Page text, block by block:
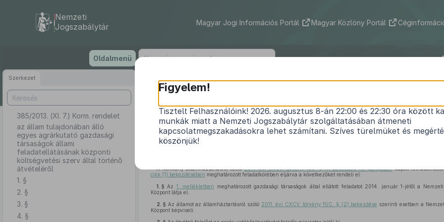
tartalomra
Nemzeti
Jogszabálytár
Magyar Jogi Információs Portál Magyar Közlöny Portál
Oldalmenü
Szerkezet
385/2013. (XI. 7.) Korm. rendelet
az állam tulajdonában álló
egyes agrárkutató gazdasági
társaságok állami
feladatellátásának központi
költségvetési szerv által történő
átvételéről
1. §
2. §
3. §
4. §
385/2013. (XI. 7.) Korm. rendelet
az állam tulajdonában álló egyes agrárkutató gazdasági
feladatellátásának központi költségvetési szerv által történő
A Kormány államháztartásról szóló2011. évi CXCV. törvény 109. § (1) bekezdés 40. pontjábankapott
cikk (1) bekezdésében meghatározott feladatkörében eljárva a következőket rendeli el:
1. § Az 1. mellékletben meghatározott gazdasági társaságok által ellátott feladatot 2014. január 1-jétől a
Központ látja el.
2. § Az államot az államháztartásról szóló 2011. évi CXCV. törvény 11/C. § (2) bekezdése szerinti esetben a
Központ képviseli.
Figyelem!
Tisztelt Felhasználóink! 2026. augusztus 8-án 22:00 és 22:30 óra között
munkák miatt a Nemzeti Jogszabálytár szolgáltatásában átmeneti
kapcsolatmegszakadásokra lehet számítani. Szíves türelmüket és
köszönjük!